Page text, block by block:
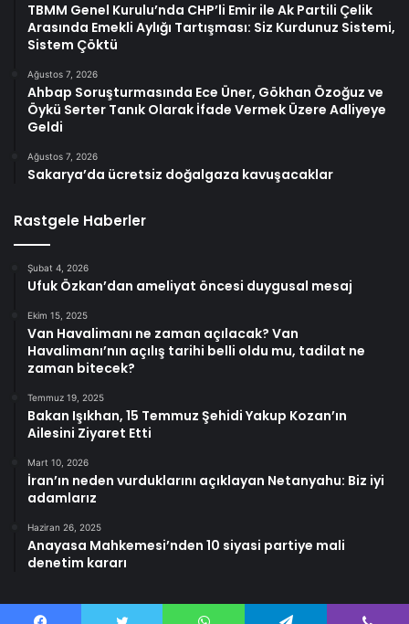
TBMM Genel Kurulu’nda CHP’li Emir ile Ak Partili Çelik
Arasında Emekli Aylığı Tartışması: Siz Kurdunuz Sistemi,
Sistem Çöktü
Ağustos 7, 2026
Ahbap Soruşturmasında Ece Üner, Gökhan Özoğuz ve
Öykü Serter Tanık Olarak İfade Vermek Üzere Adliyeye
Geldi
Ağustos 7, 2026
Sakarya’da ücretsiz doğalgaza kavuşacaklar
Rastgele Haberler
Şubat 4, 2026
Ufuk Özkan’dan ameliyat öncesi duygusal mesaj
Ekim 15, 2025
Van Havalimanı ne zaman açılacak? Van
Havalimanı’nın açılış tarihi belli oldu mu, tadilat ne
zaman bitecek?
Temmuz 19, 2025
Bakan Işıkhan, 15 Temmuz Şehidi Yakup Kozan’ın
Ailesini Ziyaret Etti
Mart 10, 2026
İran’ın neden vurduklarını açıklayan Netanyahu: Biz iyi
adamlarız
Haziran 26, 2025
Anayasa Mahkemesi’nden 10 siyasi partiye mali
denetim kararı